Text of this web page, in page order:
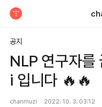
공지
NLP 연구자
i 입니다 🔥🔥
chanmuzi 2022. 10. 3. 03:12